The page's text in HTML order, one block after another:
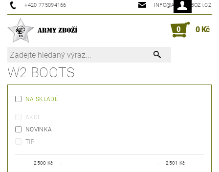
+420 775094166 INFO@ARMYZBOZI.CZ
0 0 Kč
W2 BOOTS
NA SKLADĚ
AKCE
NOVINKA
TIP
2500 Kč 2501 Kč